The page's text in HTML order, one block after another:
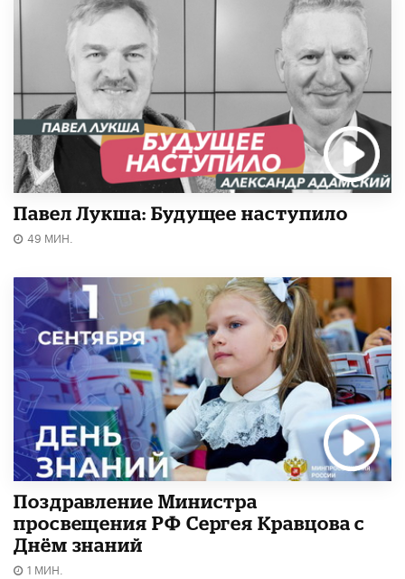
Павел Лукша: Будущее наступило
49 МИН.
Поздравление Министра
просвещения РФ Сергея Кравцова с
Днём знаний
1 МИН.